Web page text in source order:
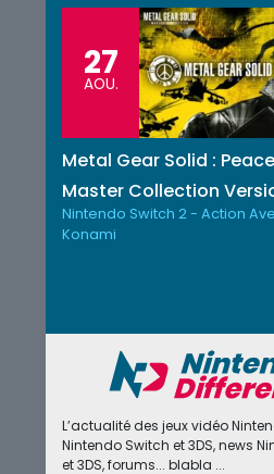
27
AOU.
Metal Gear Solid :
Master Collection
Nintendo Switch 2 - Action
Konami
L’actualité des jeux vidéo
Nintendo Switch et 3DS, news
et 3DS, forums... blabla ...